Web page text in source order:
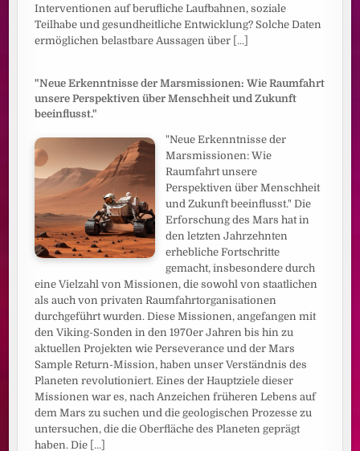
Interventionen auf berufliche Laufbahnen, soziale
Teilhabe und gesundheitliche Entwicklung? Solche Daten
ermöglichen belastbare Aussagen über [...]
"Neue Erkenntnisse der Marsmissionen: Wie Raumfahrt
unsere Perspektiven über Menschheit und Zukunft
beeinflusst."
"Neue Erkenntnisse der
Marsmissionen: Wie
Raumfahrt unsere
Perspektiven über Menschheit
und Zukunft beeinflusst." Die
Erforschung des Mars hat in
den letzten Jahrzehnten
erhebliche Fortschritte
gemacht, insbesondere durch
eine Vielzahl von Missionen, die sowohl von staatlichen
als auch von privaten Raumfahrtorganisationen
durchgeführt wurden. Diese Missionen, angefangen mit
den Viking-Sonden in den 1970er Jahren bis hin zu
aktuellen Projekten wie Perseverance und der Mars
Sample Return-Mission, haben unser Verständnis des
Planeten revolutioniert. Eines der Hauptziele dieser
Missionen war es, nach Anzeichen früheren Lebens auf
dem Mars zu suchen und die geologischen Prozesse zu
untersuchen, die die Oberfläche des Planeten geprägt
haben. Die [...]